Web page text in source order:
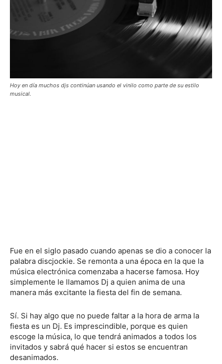
Hoy en día muchos djs continúan usando el vinilo como parte de su estilo
musical.
Fue en el siglo pasado cuando apenas se dio a conocer la
palabra discjockie. Se remonta a una época en la que la
música electrónica comenzaba a hacerse famosa. Hoy
simplemente le llamamos Dj a quien anima de una
manera más excitante la fiesta del fin de semana.
Sí. Si hay algo que no puede faltar a la hora de arma la
fiesta es un Dj. Es imprescindible, porque es quien
escoge la música, lo que tendrá animados a todos los
invitados y sabrá qué hacer si estos se encuentran
desanimados.